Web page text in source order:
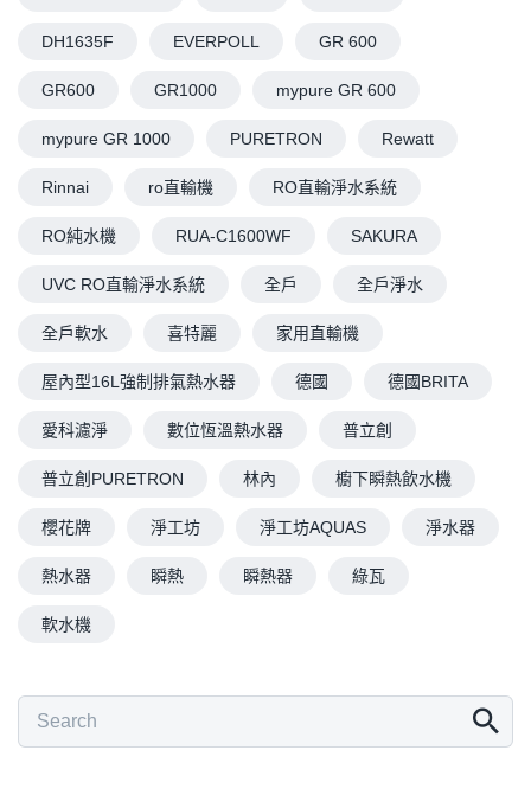
DH1635F EVERPOLL GR 600
GR600 GR1000 mypure GR 600
mypure GR 1000 PURETRON Rewatt
Rinnai ro直輸機 RO直輸淨水系統
RO純水機 RUA-C1600WF SAKURA
UVC RO直輸淨水系統 全戶 全戶淨水
全戶軟水 喜特麗 家用直輸機
屋內型16L強制排氣熱水器 德國 德國BRITA
愛科濾淨 數位恆溫熱水器 普立創
普立創PURETRON 林內 櫥下瞬熱飲水機
櫻花牌 淨工坊 淨工坊AQUAS 淨水器
熱水器 瞬熱 瞬熱器 綠瓦
軟水機